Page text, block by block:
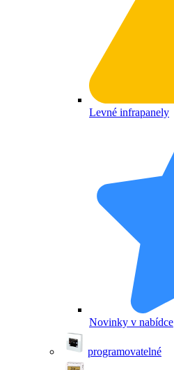
Levné infrapanely
Novinky v nabídce
programovatelné